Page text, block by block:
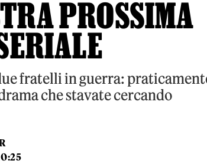
PROSSIMA
fratelli in guerra:
che stavate cercando